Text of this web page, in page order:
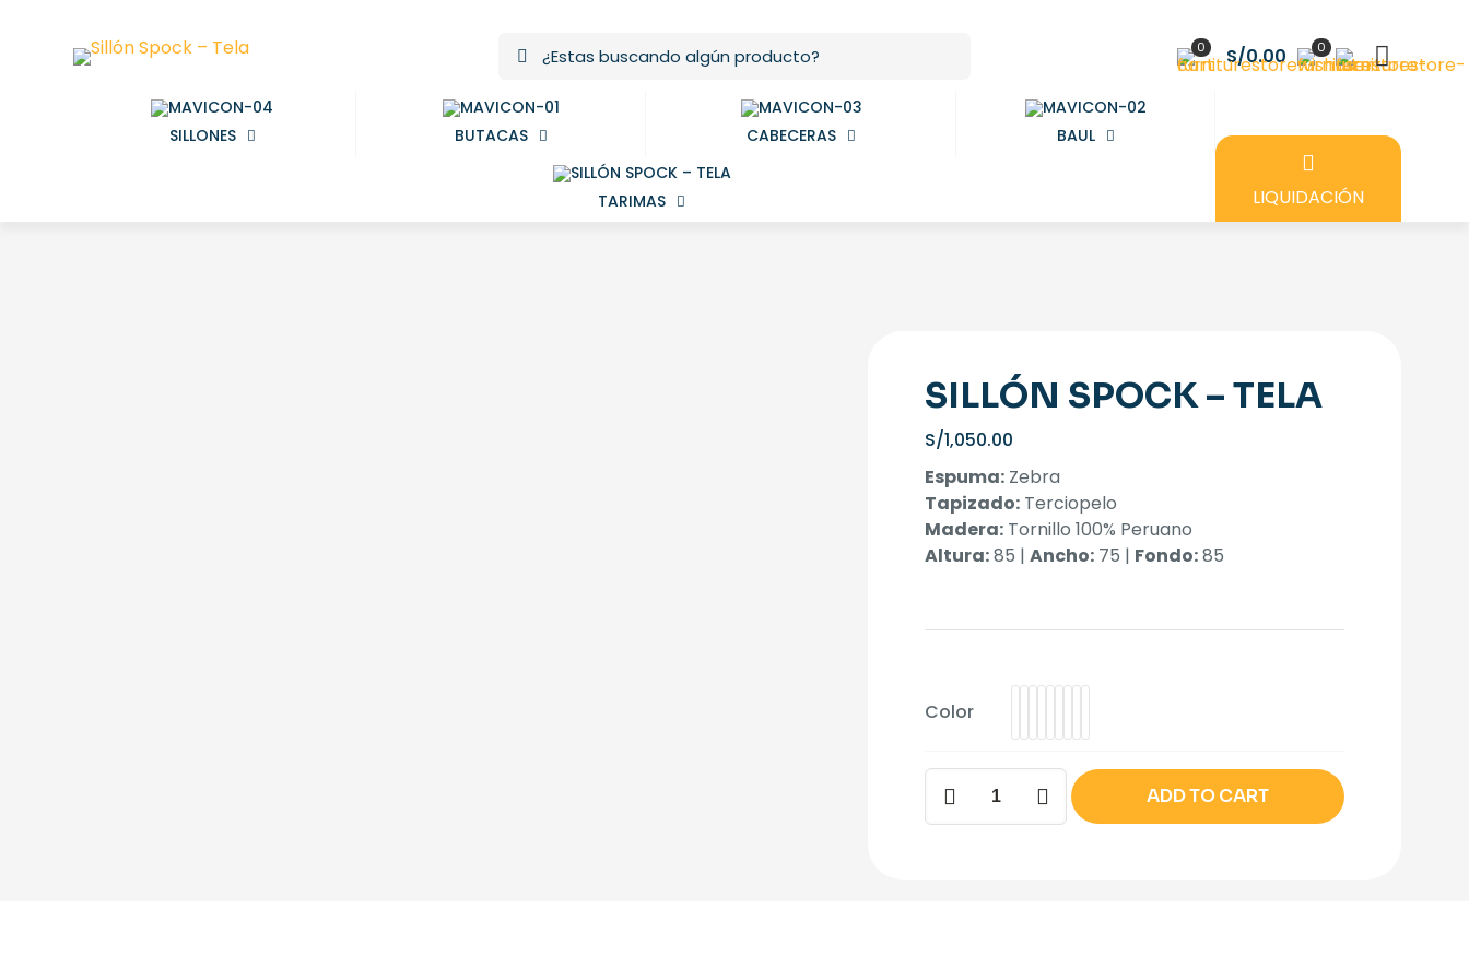
0 S/0.00 0
SILLONES BUTACAS CABECERAS BAUL
TARIMAS LIQUIDACIÓN
SILLÓN SPOCK – TELA
S/1,050.00
Espuma: Zebra
Tapizado: Terciopelo
Madera: Tornillo 100% Peruano
Altura:85 | Ancho: 75 | Fondo:85
Color
Sillón
Spock
-
ADD TO CART